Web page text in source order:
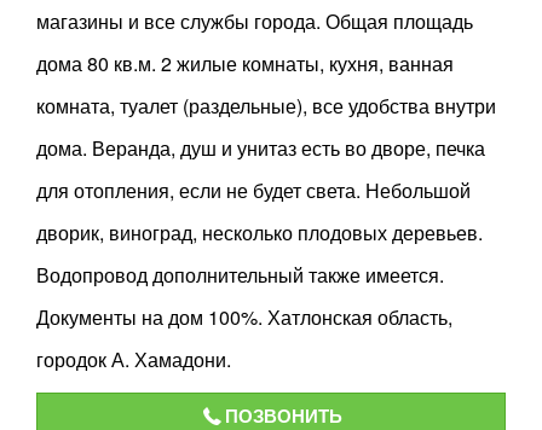
магазины и все службы города. Общая площадь
дома 80 кв.м. 2 жилые комнаты, кухня, ванная
комната, туалет (раздельные), все удобства внутри
дома. Веранда, душ и унитаз есть во дворе, печка
для отопления, если не будет света. Небольшой
дворик, виноград, несколько плодовых деревьев.
Водопровод дополнительный также имеется.
Документы на дом 100%. Хатлонская область,
городок А. Хамадони.
ПОЗВОНИТЬ